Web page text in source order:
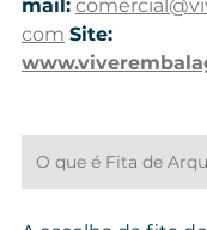
mail:
com Site: